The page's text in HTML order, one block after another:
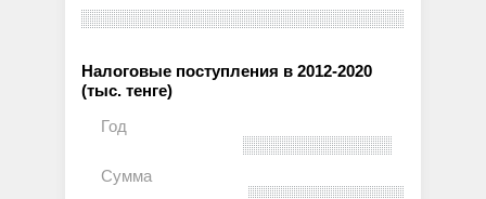
Налоговые поступления в 2012-2020
(тыс. тенге)